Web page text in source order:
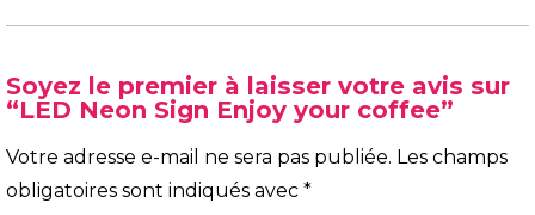
Soyez le premier à laisser votre avis sur
“LED Neon Sign Enjoy your coffee”
Votre adresse e-mail ne sera pas publiée. Les champs
obligatoires sont indiqués avec *